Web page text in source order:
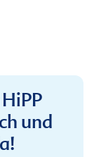
und